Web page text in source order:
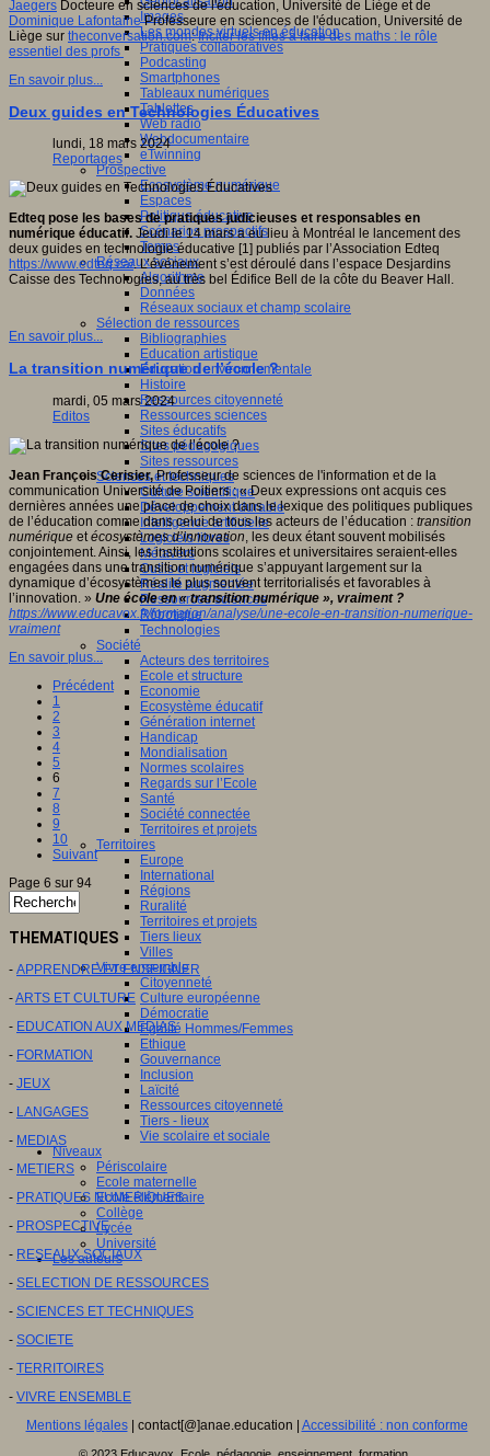
Images
Les mondes virtuels en éducation
Pratiques collaboratives
Podcasting
Smartphones
Tableaux numériques
Tablettes
Web radio
Webdocumentaire
eTwinning
Prospective
Ecosystème numérique
Espaces
Politique éducative
Scénarios prospectifs
Temps
Réseaux sociaux
Algorithme
Données
Réseaux sociaux et champ scolaire
Sélection de ressources
Bibliographies
Education artistique
Education environnementale
Histoire
Ressources citoyenneté
Ressources sciences
Sites éducatifs
Sites pédagogiques
Sites ressources
Sciences et techniques
Culture scientifique
Développement durable
Intelligence artificielle
Logiciels libres
Métavers
Outils et logiciels
Réalité augmentée
Ressources sciences
Robotique
Technologies
Société
Acteurs des territoires
Ecole et structure
Economie
Ecosystème éducatif
Génération internet
Handicap
Mondialisation
Normes scolaires
Regards sur l’Ecole
Santé
Société connectée
Territoires et projets
Territoires
Europe
International
Régions
Ruralité
Territoires et projets
Tiers lieux
Villes
Vivre ensemble
Citoyenneté
Culture européenne
Démocratie
Egalité Hommes/Femmes
Ethique
Gouvernance
Inclusion
Laïcité
Ressources citoyenneté
Tiers - lieux
Vie scolaire et sociale
Niveaux
Périscolaire
Ecole maternelle
Ecole élémentaire
Collège
Lycée
Université
Les auteurs
Jaegers Docteure en sciences de l'éducation, Université de Liège et de
Dominique LafontaineProfesseure en sciences de l'éducation, Université de
Liège sur theconversation.com:Inciter les filles à faire des maths : le rôle
essentiel des profs
En savoir plus...
Deux guides en Technologies Éducatives
lundi, 18 mars 2024
Reportages
Edteq pose les bases de pratiques judicieuses et responsables en
numérique éducatif. Jeudi le 14 mars a eu lieu à Montréal le lancement des
deux guides en technologie éducative [1] publiés par l’Association Edteq
https://www.edteq.ca/. L’événement s’est déroulé dans l’espace Desjardins
Caisse des Technologies, au très bel Édifice Bell de la côte du Beaver Hall.
En savoir plus...
La transition numérique de l’école ?
mardi, 05 mars 2024
Editos
Jean François Cerisier,Professeur de sciences de l'information et de la
communication Université de Poitiers : « Deux expressions ont acquis ces
dernières années une place de choix dans le lexique des politiques publiques
de l’éducation comme dans celui de tous les acteurs de l’éducation : transition
numérique et écosystèmes d’innovation , les deux étant souvent mobilisés
conjointement. Ainsi, les institutions scolaires et universitaires seraient-elles
engagées dans une transition numérique s’appuyant largement sur la
dynamique d’écosystèmes le plus souvent territorialisés et favorables à
l’innovation. » Une école en « transition numérique », vraiment ?
https://www.educavox.fr/formation/analyse/une-ecole-en-transition-numerique-
vraiment
En savoir plus...
Précédent
1
2
3
4
5
6
7
8
9
10
Suivant
Page 6 sur 94
THEMATIQUES
- APPRENDRE ET ENSEIGNER
-ARTS ET CULTURE
- EDUCATION AUX MEDIAS
- FORMATION
- JEUX
- LANGAGES
- MEDIAS
- METIERS
- PRATIQUES NUMERIQUES
- PROSPECTIVE
- RESEAUX SOCIAUX
- SELECTION DE RESSOURCES
- SCIENCES ET TECHNIQUES
- SOCIETE
- TERRITOIRES
- VIVRE ENSEMBLE
Mentions légales| contact[@]anae.education | Accessibilité : non conforme
© 2023 Educavox, Ecole, pédagogie, enseignement, formation